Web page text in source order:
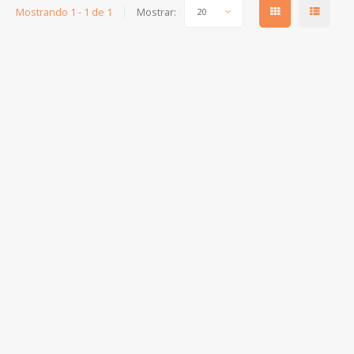
Mostrando 1 - 1 de 1 Mostrar: 20